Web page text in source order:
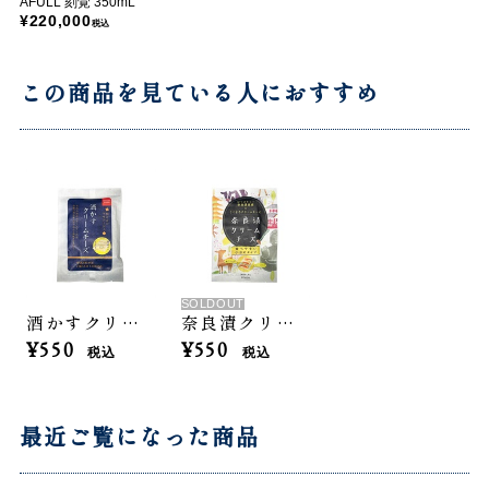
¥220,000税込
この商品を見ている人におすすめ
酒かすクリームチーズ
¥550 税込
SOLDOUT
奈良漬クリームチーズ
¥550 税込
最近ご覧になった商品